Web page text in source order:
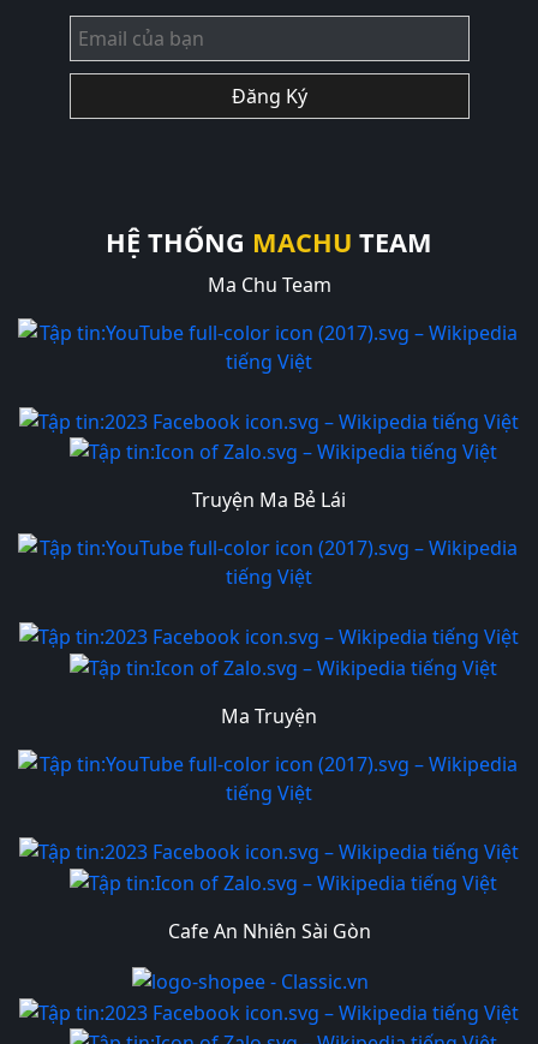
Đăng Ký
HỆ THỐNG MACHU TEAM
Ma Chu Team
Truyện Ma Bẻ Lái
Ma Truyện
Cafe An Nhiên Sài Gòn